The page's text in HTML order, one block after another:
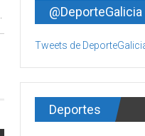
@DeporteGalicia
Tweets de
Deportes